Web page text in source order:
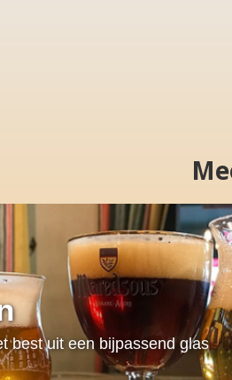
best uit een bijpassend glas